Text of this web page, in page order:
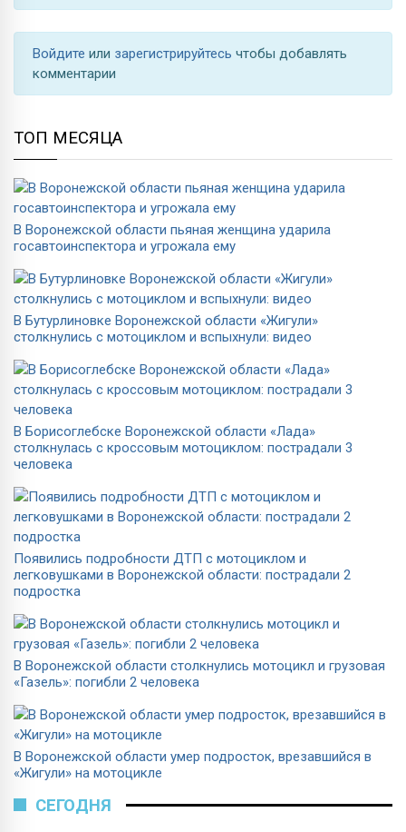
Войдите или зарегистрируйтесь чтобы добавлять
комментарии
ТОП МЕСЯЦА
В Воронежской области пьяная женщина ударила
госавтоинспектора и угрожала ему
В Бутурлиновке Воронежской области «Жигули»
столкнулись с мотоциклом и вспыхнули: видео
В Борисоглебске Воронежской области «Лада»
столкнулась с кроссовым мотоциклом: пострадали 3
человека
Появились подробности ДТП с мотоциклом и
легковушками в Воронежской области: пострадали 2
подростка
В Воронежской области столкнулись мотоцикл и грузовая
«Газель»: погибли 2 человека
В Воронежской области умер подросток, врезавшийся в
«Жигули» на мотоцикле
СЕГОДНЯ